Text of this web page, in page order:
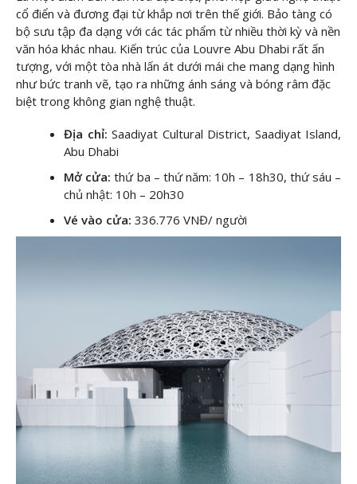
cổ điển và đương đại từ khắp nơi trên thế giới. Bảo tàng có
bộ sưu tập đa dạng với các tác phẩm từ nhiều thời kỳ và nền
văn hóa khác nhau. Kiến trúc của Louvre Abu Dhabi rất ấn
tượng, với một tòa nhà lấn át dưới mái che mang dạng hình
như bức tranh vẽ, tạo ra những ánh sáng và bóng râm đặc
biệt trong không gian nghệ thuật.
Địa chỉ: Saadiyat Cultural District, Saadiyat Island,
Abu Dhabi
Mở cửa: thứ ba – thứ năm: 10h – 18h30, thứ sáu –
chủ nhật: 10h – 20h30
Vé vào cửa: 336.776 VNĐ/ người